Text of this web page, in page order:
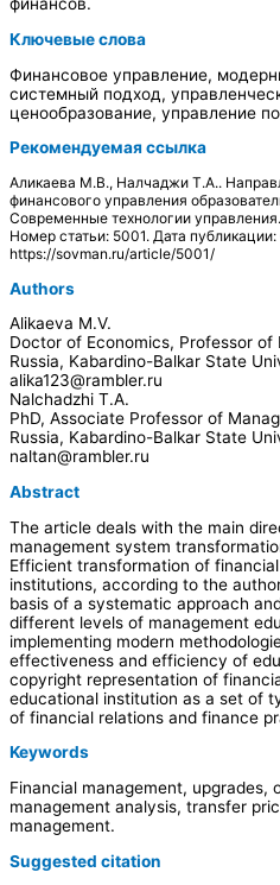
финансов.
Ключевые слова
Финансовое управление,
системный подход,
ценообразование, управление
Рекомендуемая ссылка
Аликаева М.В., Налчаджи Т.А..
финансового управления
Современные технологии
Номер статьи: 5001. Дата
https://sovman.ru/article/5001/
Authors
Alikaeva M.V.
Doctor of Economics, Professor of
Russia, Kabardino-Balkar State
alika123@rambler.ru
Nalchadzhi T.A.
PhD, Associate Professor of
Russia, Kabardino-Balkar State
naltan@rambler.ru
Abstract
The article deals with the main
management system
Efficient transformation of
institutions, according to the
basis of a systematic approach
different levels of management
implementing modern
effectiveness and efficiency of
copyright representation of
educational institution as a set of
of financial relations and finance
Keywords
Financial management, upgrades,
management analysis, transfer
management.
Suggested citation